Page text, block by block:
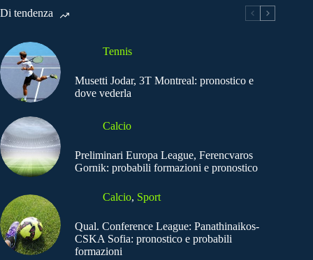
Di tendenza
Tennis
Musetti Jodar, 3T Montreal: pronostico e
dove vederla
Calcio
Preliminari Europa League, Ferencvaros
Gornik: probabili formazioni e pronostico
Calcio, Sport
Qual. Conference League: Panathinaikos-
CSKA Sofia: pronostico e probabili
formazioni